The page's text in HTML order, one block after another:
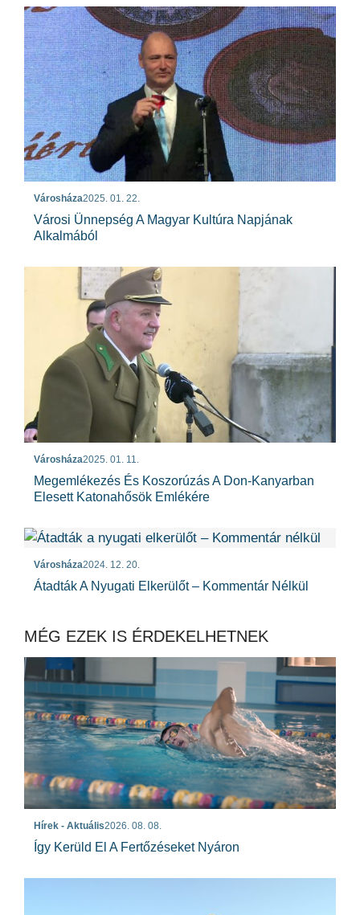
Városháza2025. 01. 22.
Városi Ünnepség A Magyar Kultúra Napjának
Alkalmából
Városháza2025. 01. 11.
Megemlékezés És Koszorúzás A Don-Kanyarban
Elesett Katonahősök Emlékére
Városháza2024. 12. 20.
Átadták A Nyugati Elkerülőt – Kommentár Nélkül
MÉG EZEK IS ÉRDEKELHETNEK
Hírek - Aktuális2026. 08. 08.
Így Kerüld El A Fertőzéseket Nyáron